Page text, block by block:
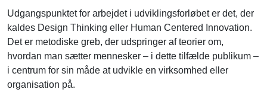
Udgangspunktet for arbejdet i udviklingsforløbet er det, der
kaldes Design Thinking eller Human Centered Innovation.
Det er metodiske greb, der udspringer af teorier om,
hvordan man sætter mennesker – i dette tilfælde publikum –
i centrum for sin måde at udvikle en virksomhed eller
organisation på.